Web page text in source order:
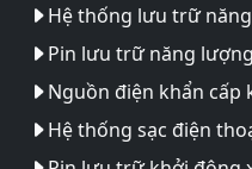
Hệ thống lưu trữ
Pin lưu trữ năng
Nguồn điện khẩn cấp
Hệ thống sạc điện